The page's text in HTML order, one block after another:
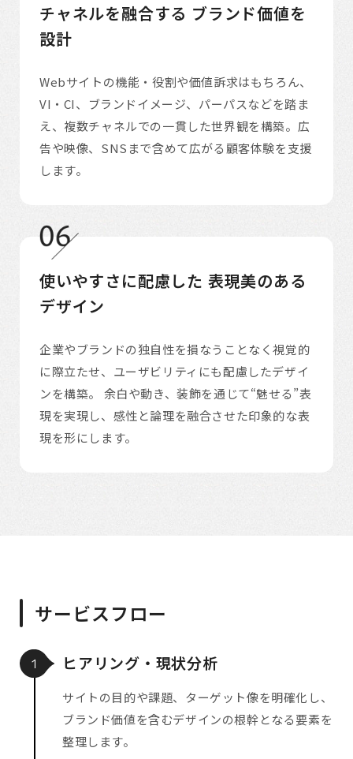
チャネルを融合する ブランド価値を
設計
Webサイトの機能・役割や価値訴求はもちろん、
VI・CI、ブランドイメージ、パーパスなどを踏ま
え、複数チャネルでの一貫した世界観を構築。広
告や映像、SNSまで含めて広がる顧客体験を支援
します。
使いやすさに配慮した 表現美のある
デザイン
企業やブランドの独自性を損なうことなく視覚的
に際立たせ、ユーザビリティにも配慮したデザイ
ンを構築。 余白や動き、装飾を通じて“魅せる”表
現を実現し、感性と論理を融合させた印象的な表
現を形にします。
サービスフロー
1 ヒアリング・現状分析
サイトの目的や課題、ターゲット像を明確化し、
ブランド価値を含むデザインの根幹となる要素を
整理します。